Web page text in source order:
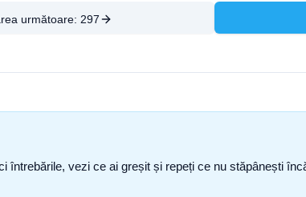
următoare: 297
întrebările, vezi ce ai greșit și repeți ce nu stăpânești